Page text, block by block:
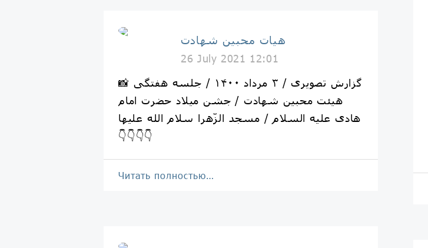
هيات محبین شهادت
26 July 2021 12:01
📸 گزارش تصویری / ۳ مرداد ۱۴۰۰ / جلسه هفتگی
هیئت محبین شهادت / جشن میلاد حضرت امام
هادی علیه السلام / مسجد الزّهرا سلام الله علیها
👇👇👇👇
Читать полностью…